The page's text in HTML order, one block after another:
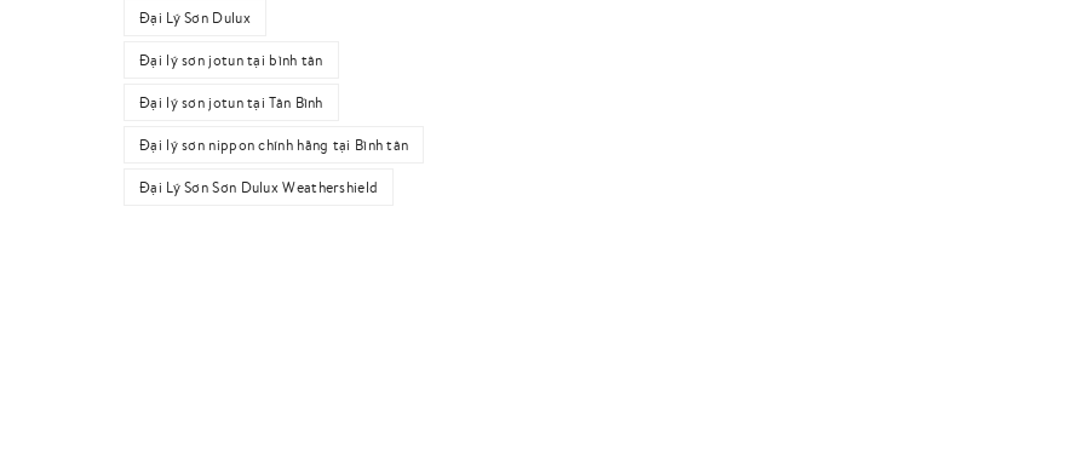
Đại Lý Sơn Dulux
Đại lý sơn jotun tại bình tân
Đại lý sơn jotun tại Tân Bình
Đại lý sơn nippon chính hãng tại Bình tân
Đại Lý Sơn Sơn Dulux Weathershield